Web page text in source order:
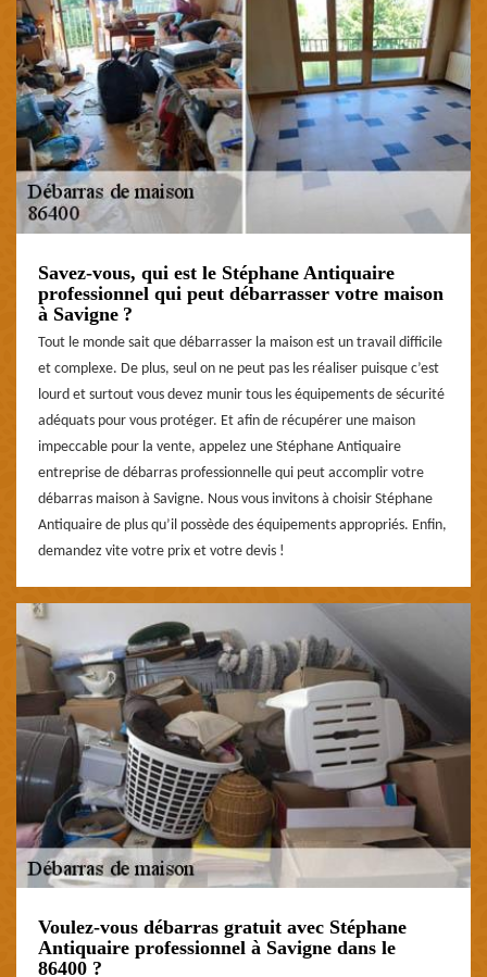
Savez-vous, qui est le Stéphane Antiquaire
professionnel qui peut débarrasser votre maison
à Savigne ?
Tout le monde sait que débarrasser la maison est un travail difficile
et complexe. De plus, seul on ne peut pas les réaliser puisque c’est
lourd et surtout vous devez munir tous les équipements de sécurité
adéquats pour vous protéger. Et afin de récupérer une maison
impeccable pour la vente, appelez une Stéphane Antiquaire
entreprise de débarras professionnelle qui peut accomplir votre
débarras maison à Savigne. Nous vous invitons à choisir Stéphane
Antiquaire de plus qu’il possède des équipements appropriés. Enfin,
demandez vite votre prix et votre devis !
Voulez-vous débarras gratuit avec Stéphane
Antiquaire professionnel à Savigne dans le
86400 ?